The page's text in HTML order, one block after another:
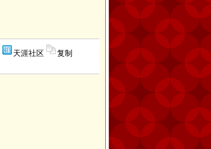
天涯社区 复制